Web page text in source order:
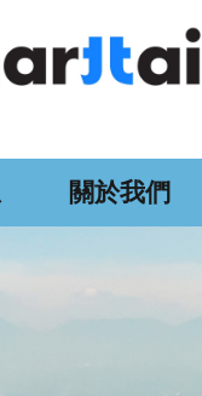
關於我們